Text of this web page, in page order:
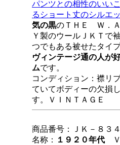
パンツとの相性のいい
るショート丈のシルエ
気の黒のＴＨＥ Ｗ．
Ｙ製のウールＪＫＴで
つでもある被せたタイ
ヴィンテージ通の人が
ムです。
コンディション：襟リ
ていてボディーの欠損
す。ＶＩＮＴＡＧＥ
商品番号：ＪＫ－８３４
名称：
１９２０年代